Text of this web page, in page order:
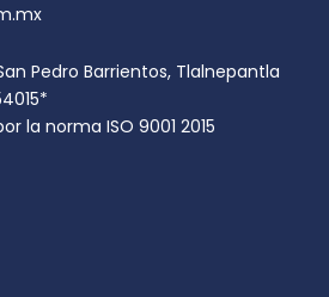
Pedro Barrientos, Tlalnepantla
la norma ISO 9001 2015